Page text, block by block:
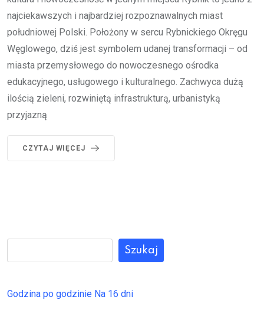
najciekawszych i najbardziej rozpoznawalnych miast
południowej Polski. Położony w sercu Rybnickiego Okręgu
Węglowego, dziś jest symbolem udanej transformacji – od
miasta przemysłowego do nowoczesnego ośrodka
edukacyjnego, usługowego i kulturalnego. Zachwyca dużą
ilością zieleni, rozwiniętą infrastrukturą, urbanistyką
przyjazną
CZYTAJ WIĘCEJ
Szukaj
Godzina po godzinie Na 16 dni